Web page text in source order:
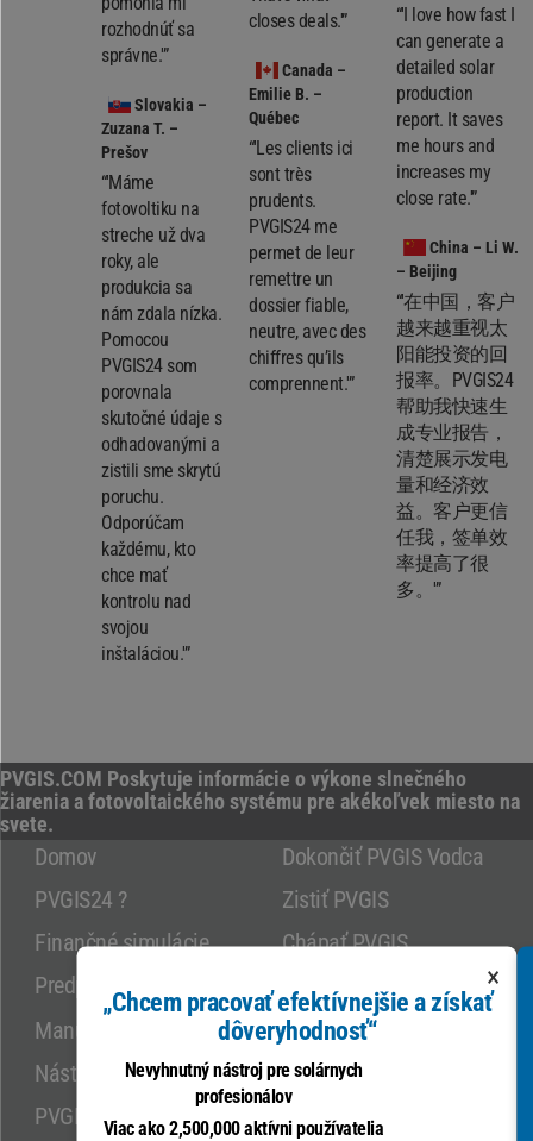
×
„Chcem pracovať efektívnejšie a získať
dôveryhodnosť“
Nevyhnutný nástroj pre solárnych
profesionálov
Viac ako 2,500,000 aktívni používatelia
rozhodnúť sa
správne.'”
Slovakia –
Zuzana T. –
Prešov
“'Máme
fotovoltiku na
streche už dva
roky, ale
produkcia sa
nám zdala nízka.
Pomocou
PVGIS24 som
porovnala
skutočné údaje s
odhadovanými a
zistili sme skrytú
poruchu.
Odporúčam
každému, kto
chce mať
kontrolu nad
svojou
inštaláciou.'”
closes deals.'”
Canada –
Emilie B. –
Québec
“'Les clients ici
sont très
prudents.
PVGIS24 me
permet de leur
remettre un
dossier fiable,
neutre, avec des
chiffres qu’ils
comprennent.'”
“'I love how fast I
can generate a
detailed solar
production
report. It saves
me hours and
increases my
close rate.'”
China – Li W.
– Beijing
“'在中国，客户
越来越重视太
阳能投资的回
报率。PVGIS24
帮助我快速生
成专业报告，
清楚展示发电
量和经济效
益。客户更信
任我，签单效
率提高了很
多。'”
PVGIS.COM Poskytuje informácie o výkone slnečného
žiarenia a fotovoltaického systému pre akékoľvek miesto na
svete.
Domov
PVGIS24 ?
Finančné simulácie
Predplatné
Manuál PVGIS 5.3
Nástroje na výpočet
PVGIS.COM
Dokončiť PVGIS Vodca
Zistiť PVGIS
Chápať PVGIS
Využitie PVGIS
Porovnaj konfigurácie
Konkrétne údaje
Kontakt